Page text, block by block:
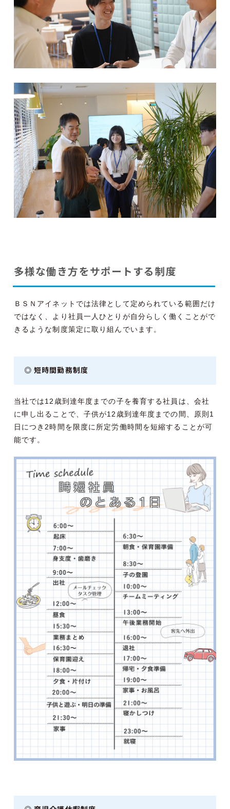
多様な働き方をサポートする制度
ＢＳＮアイネットでは法律として定められている範囲だけ
ではなく、より社員一人ひとりが自分らしく働くことがで
きるような制度策定に取り組んでいます。
◎ 短時間勤務制度
当社では12歳到達年度までの子を養育する社員は、会社
に申し出ることで、子供が12歳到達年度までの間、原則1
日につき2時間を限度に所定労働時間を短縮することが可
能です。